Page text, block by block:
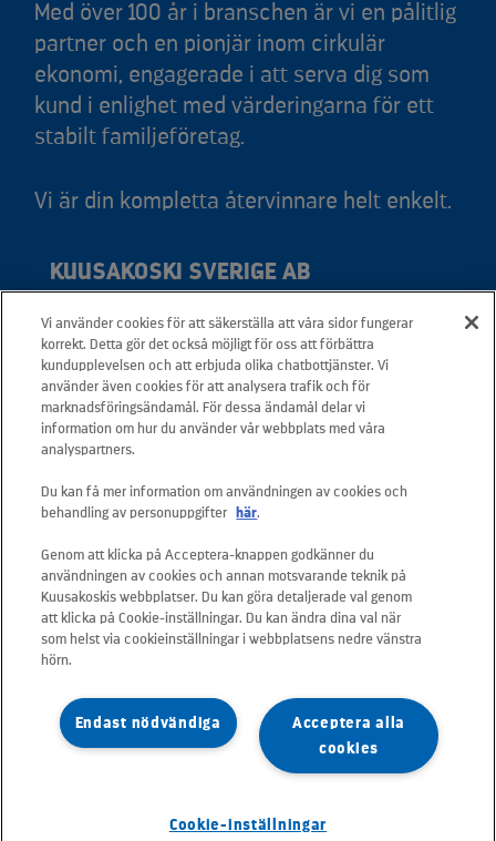
Med över 100 år i branschen är vi en pålitlig
partner och en pionjär inom cirkulär
ekonomi, engagerade i att serva dig som
kund i enlighet med värderingarna för ett
stabilt familjeföretag.
Vi är din kompletta återvinnare helt enkelt.
KUUSAKOSKI SVERIGE AB
Adress: Svedjevägen 6, 931 36 Skellefteå
Telefon: +46 20 566 566
Mail:info.sverige@kuusakoski.com
Måndag-fredag: 08.00 - 16.00
SNABBLÄNKAR
Kontakta oss
Våra tjänster
Jobba hos oss
Dataskydd och informationssäkerhet
Vi använder cookies för att säkerställa att våra sidor fungerar
korrekt. Detta gör det också möjligt för oss att förbättra
kundupplevelsen och att erbjuda olika chatbottjänster. Vi
använder även cookies för att analysera trafik och för
marknadsföringsändamål. För dessa ändamål delar vi
information om hur du använder vår webbplats med våra
analyspartners.
Du kan få mer information om användningen av cookies och
behandling av personuppgifter
här.
Genom att klicka på Acceptera-knappen godkänner du
användningen av cookies och annan motsvarande teknik på
Kuusakoskis webbplatser. Du kan göra detaljerade val genom
att klicka på Cookie-inställningar. Du kan ändra dina val när
som helst via cookieinställningar i webbplatsens nedre vänstra
hörn.
Acceptera alla
cookies
Endast nödvändiga
Cookie-inställningar